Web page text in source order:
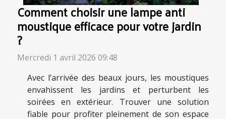
Comment choisir une lampe anti
moustique efficace pour votre jardin
?
Mercredi 1 avril 2026 09:48
Avec l’arrivée des beaux jours, les moustiques
envahissent les jardins et perturbent les
soirées en extérieur. Trouver une solution
fiable pour profiter pleinement de son espace